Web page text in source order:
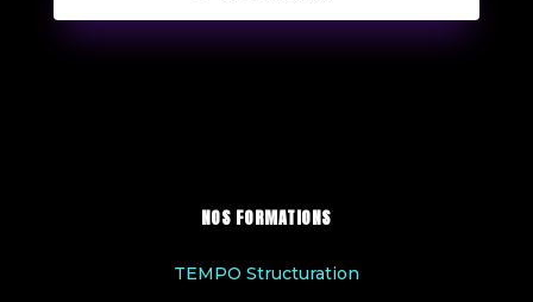
NOS FORMATIONS
TEMPO Structuration